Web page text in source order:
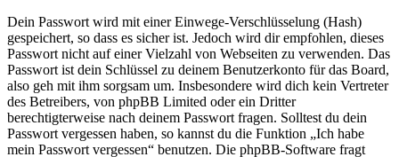
Dein Passwort wird mit einer Einwege-Verschlüsselung (Hash)
gespeichert, so dass es sicher ist. Jedoch wird dir empfohlen, dieses
Passwort nicht auf einer Vielzahl von Webseiten zu verwenden. Das
Passwort ist dein Schlüssel zu deinem Benutzerkonto für das Board,
also geh mit ihm sorgsam um. Insbesondere wird dich kein Vertreter
des Betreibers, von phpBB Limited oder ein Dritter
berechtigterweise nach deinem Passwort fragen. Solltest du dein
Passwort vergessen haben, so kannst du die Funktion „Ich habe
mein Passwort vergessen“ benutzen. Die phpBB-Software fragt